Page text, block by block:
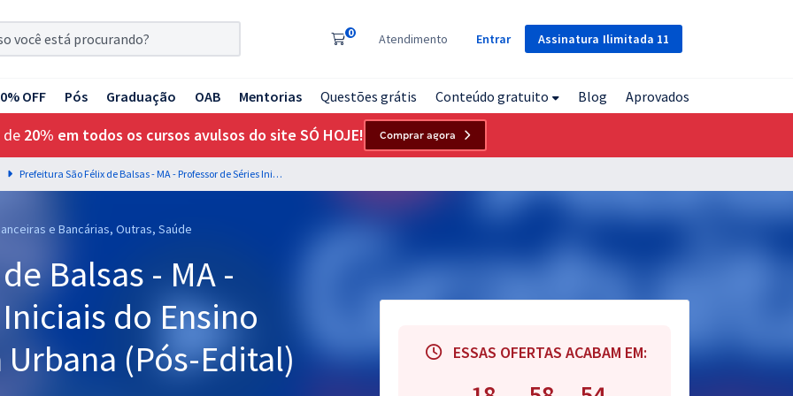
Assinatura Ilimitada 11
0 Atendimento Entrar
OFF Pós Graduação OAB Mentorias Questões grátis Conteúdo gratuito Blog Aprovados
de 20% em todos os cursos avulsos do site SÓ HOJE! Comprar agora
Prefeitura São Félix de Balsas - MA - Professor de Séries Iniciais do Ensino Fundamental - Zona Urbana (Pós-Edital)
e Bancárias, Outras, Saúde
Balsas - MA -
do Ensino
(Pós-Edital)
ESSAS OFERTAS ACABAM EM: